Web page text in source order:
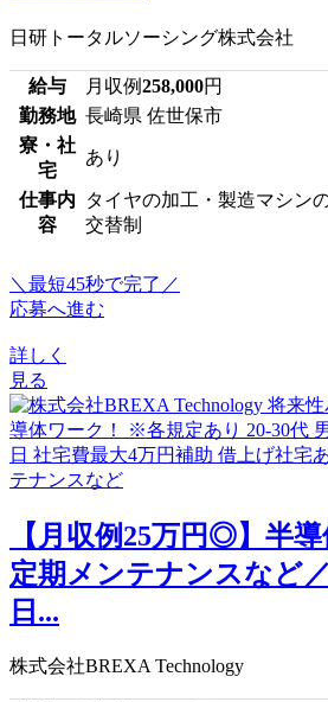
日研トータルソーシング株式会社
給与 月収例258,000円
勤務地 長崎県 佐世保市
寮・社
宅
あり
仕事内
容
タイヤの加工・製造マシン
交替制
＼最短45秒で完了／
応募へ進む
詳しく
見る
【月収例25万円◎】半
定期メンテナンスなど
日...
株式会社BREXA Technology